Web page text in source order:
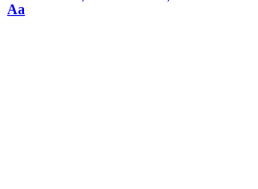
Font
Aa